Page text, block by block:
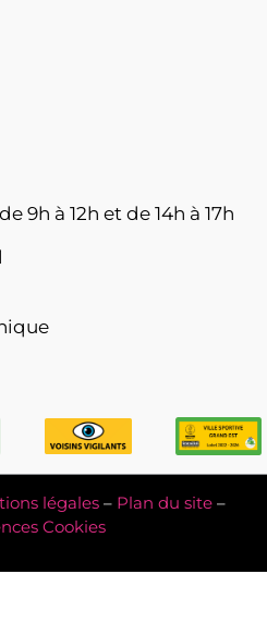
9h à 12h et de 14h à 17h
légales– Plan du site–
Cookies